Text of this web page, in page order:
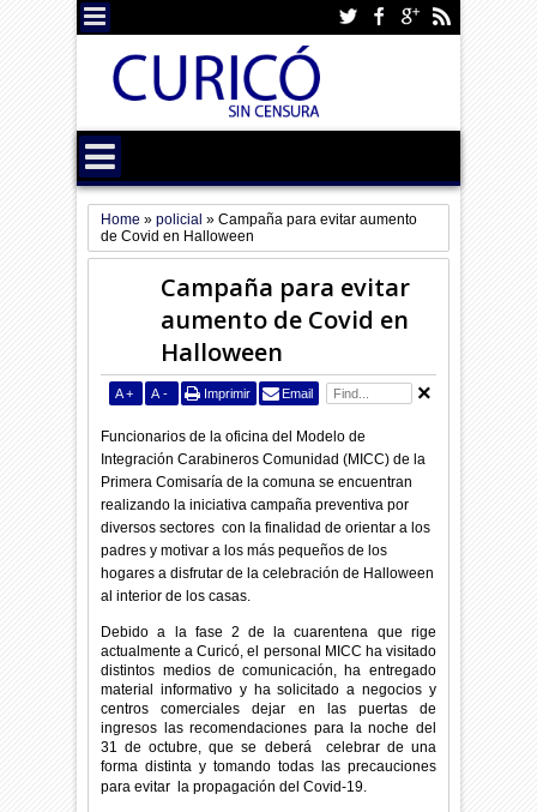
Home »policial »Campaña para evitar aumento
de Covid en Halloween
Campaña para evitar
aumento de Covid en
Halloween
A + A - Imprimir Email
Funcionarios de la oficina del Modelo de
Integración Carabineros Comunidad (MICC) de la
Primera Comisaría de la comuna se encuentran
realizando la iniciativa campaña preventiva por
diversos sectores con la finalidad de orientar a los
padres y motivar a los más pequeños de los
hogares a disfrutar de la celebración de Halloween
al interior de los casas.
Debido a la fase 2 de la cuarentena que rige
actualmente a Curicó, el personal MICC ha visitado
distintos medios de comunicación, ha entregado
material informativo y ha solicitado a negocios y
centros comerciales dejar en las puertas de
ingresos las recomendaciones para la noche del
31 de octubre, que se deberá celebrar de una
forma distinta y tomando todas las precauciones
para evitar la propagación del Covid-19.